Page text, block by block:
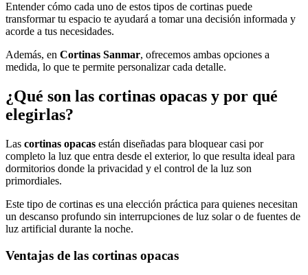
Entender cómo cada uno de estos tipos de cortinas puede
transformar tu espacio te ayudará a tomar una decisión informada y
acorde a tus necesidades.
Además, en Cortinas Sanmar, ofrecemos ambas opciones a
medida, lo que te permite personalizar cada detalle.
¿Qué son las cortinas opacas y por qué
elegirlas?
Las cortinas opacas están diseñadas para bloquear casi por
completo la luz que entra desde el exterior, lo que resulta ideal para
dormitorios donde la privacidad y el control de la luz son
primordiales.
Este tipo de cortinas es una elección práctica para quienes necesitan
un descanso profundo sin interrupciones de luz solar o de fuentes de
luz artificial durante la noche.
Ventajas de las cortinas opacas